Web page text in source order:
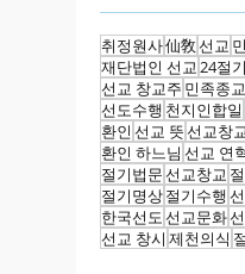
취정원사仙敎 선교
재단법인 선교24절
선교 창교주 민족종
선도수행 천지인합일
환인 선교 뜻 선교창
환인 하느님 선교 연
절기법문 선교창교
절기명상절기수행
한국선도 선교문화
선교 창시 제천의식